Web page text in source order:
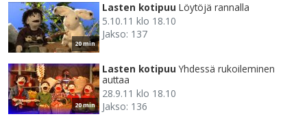
20 min
Lasten kotipuu Löytöjä rannalla
5.10.11 klo 18.10
Jakso: 137
20 min
Lasten kotipuu Yhdessä rukoileminen
auttaa
28.9.11 klo 18.10
Jakso: 136